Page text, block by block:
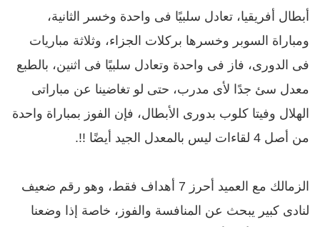
أبطال أفريقيا، تعادل سلبيًا فى واحدة وخسر الثانية،
ومباراة السوبر وخسرها بركلات الجزاء، وثلاثة مباريات
فى الدورى، فاز فى واحدة وتعادل سلبيًا فى اثنين، بالطبع
معدل سئ جدًا لأى مدرب، حتى لو تغاضينا عن مباراتى
الهلال وفيتا كلوب بدورى الأبطال، فإن الفوز بمباراة واحدة
من أصل 4 لقاءات ليس بالمعدل الجيد أيضًا !!.
الزمالك مع العميد أحرز 7 أهداف فقط، وهو رقم ضعيف
لنادى كبير يبحث عن المنافسة والفوز، خاصة إذا وضعنا